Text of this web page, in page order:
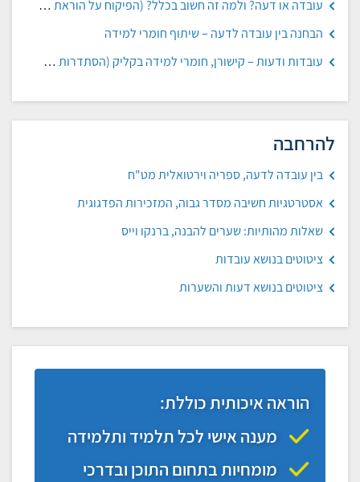
עובדה או דעה? ולמה זה חשוב בכלל? (הפיקוח על הוראת ההיסטוריה)
הבחנה בין עובדה לדעה – שיתוף חומרי למידה
עובדות ודעות – קישורן, חומרי למידה בקליק (הסתדרות המורים)
להרחבה
בין עובדה לדעה, ספריה וירטואלית מט"ח
אסטרטגיות חשיבה מסדר גבוה, המזכירות הפדגוגית
שאלות מהותיות: שערים להבנה, ברנקו וייס
ציטוטים בנושא עובדות
ציטוטים בנושא דעות והשערות
הוראה איכותית כוללת:
מענה אישי לכל תלמיד ותלמידה
מומחיות בתחום התוכן ובדרכי